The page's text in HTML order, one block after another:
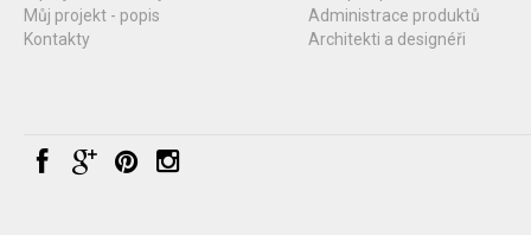
Můj projekt - popis
Kontakty
Administrace produktů
Architekti a designéři